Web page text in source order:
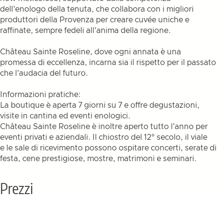
dell'enologo della tenuta, che collabora con i migliori
produttori della Provenza per creare cuvée uniche e
raffinate, sempre fedeli all'anima della regione.
Château Sainte Roseline, dove ogni annata è una
promessa di eccellenza, incarna sia il rispetto per il passato
che l'audacia del futuro.
Informazioni pratiche:
La boutique è aperta 7 giorni su 7 e offre degustazioni,
visite in cantina ed eventi enologici.
Château Sainte Roseline è inoltre aperto tutto l'anno per
eventi privati e aziendali. Il chiostro del 12° secolo, il viale
e le sale di ricevimento possono ospitare concerti, serate di
festa, cene prestigiose, mostre, matrimoni e seminari.
Prezzi